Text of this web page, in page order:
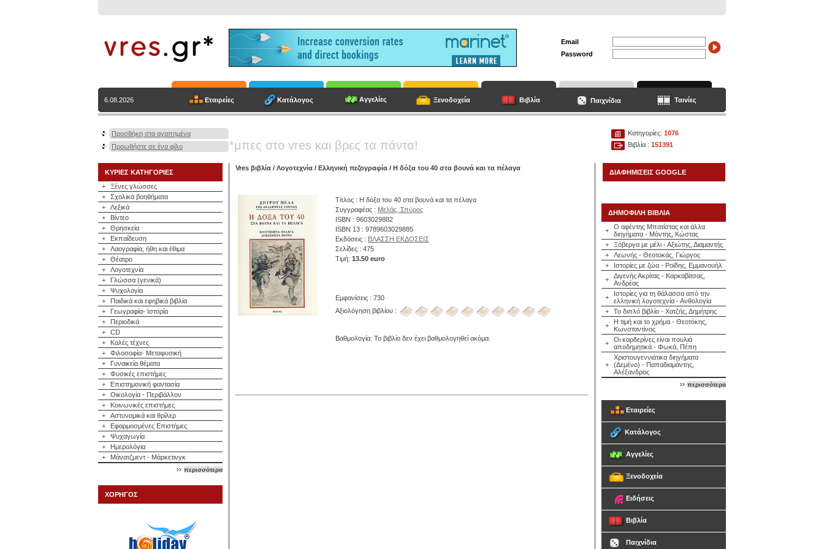
Email
Password
6.08.2026 Εταιρείες Κατάλογος Αγγελίες Ξενοδοχεία Βιβλία Παιχνίδια Ταινίες
Προσθήκη στα αγαπημένα
Προωθήστε σε ένα φίλο
*μπες στο vres και βρες τα πάντα!
Κατηγορίες: 1076
Βιβλία : 151391
ΚΥΡΙΕΣ ΚΑΤΗΓΟΡΙΕΣ
+
Ξένες γλώσσες
+
Σχολικά βοηθήματα
+
Λεξικά
+
Βίντεο
+
Θρησκεία
+
Εκπαίδευση
+
Λαογραφία, ήθη και έθιμα
+
Θέατρο
+
Λογοτεχνία
+
Γλώσσα (γενικά)
+
Ψυχολογία
+
Παιδικά και εφηβικά βιβλία
+
Γεωγραφία- Ιστορία
+
Περιοδικά
+
CD
+
Καλές τέχνες
+
Φιλοσοφία- Μεταφυσική
+
Γυναικεία θέματα
+
Φυσικές επιστήμες
+
Επιστημονική φαντασία
+
Οικολογία - Περιβάλλον
+
Κοινωνικές επιστήμες
+
Αστυνομικά και θρίλερ
+
Εφαρμοσμένες Επιστήμες
+
Ψυχαγωγία
+
Ημερολόγια
+
Μάνατζμεντ - Μάρκετινγκ
περισσότερα
ΧΟΡΗΓΟΣ
Vres βιβλία / Λογοτεχνία / Ελληνική πεζογραφία / Η δόξα του 40 στα βουνά και τα πέλαγα
Τίτλος : Η δόξα του 40 στα βουνά και τα πέλαγα
Συγγραφέας : Μελάς, Σπύρος
ISBN : 9603029882
ISBN 13 : 9789603029885
Εκδόσεις : ΒΛΑΣΣΗ ΕΚΔΟΣΕΙΣ
Σελίδες : 475
Τιμή: 13.50 euro
Εμφανίσεις : 730
Αξιολόγηση βιβλίου :
Βαθμολογία: Το βιβλίο δεν έχει βαθμολογηθεί ακόμα.
ΔΙΑΦΗΜΙΣΕΙΣ GOOGLE
ΔΗΜΟΦΙΛΗ ΒΙΒΛΙΑ
+
Ο αφέντης Μπατίστας και άλλα
διηγήματα - Μόντης, Κώστας
+
Ξόβεργα με μέλι - Αξιώτης, Διαμαντής
+
Λεωνής - Θεοτοκάς, Γιώργος
+
Ιστορίες με ζώα - Ροϊδης, Εμμανουήλ
+
Διγενής Ακρίτας - Καρκαβίτσας,
Ανδρέας
+
Ιστορίες για τη θάλασσα από την
ελληνική λογοτεχνία - Ανθολογία
+
Το διπλό βιβλίο - Χατζής, Δημήτρης
+
Η τιμή και το χρήμα - Θεοτόκης,
Κωνσταντίνος
+
Οι καρδερίνες είναι πουλιά
αποδημητικά - Φωκά, Πέπη
+
Χριστουγεννιάτικα διηγήματα
(Δεμένο) - Παπαδιαμάντης,
Αλέξανδρος
περισσότερα
Εταιρείες
Κατάλογος
Αγγελίες
Ξενοδοχεία
Ειδήσεις
Βιβλία
Παιχνίδια